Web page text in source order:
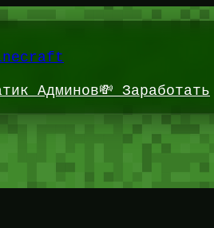
Админов💸 Заработать